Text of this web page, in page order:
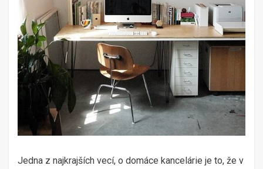
Jedna z najkrajších vecí, o domáce kancelárie je to, že v